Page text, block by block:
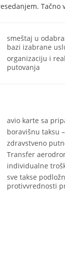
Tačno
smeštaj u
bazi izabrane
organizaciju i
putovanja
avio karte sa
boravišnu taksu
zdravstveno
Transfer
individualne
sve takse
protivvrednosti